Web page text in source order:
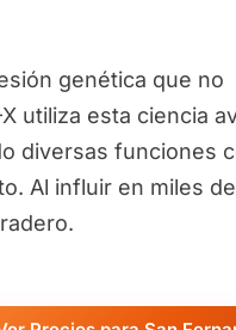
genética que no
utiliza esta ciencia
diversas funciones
Al influir en miles